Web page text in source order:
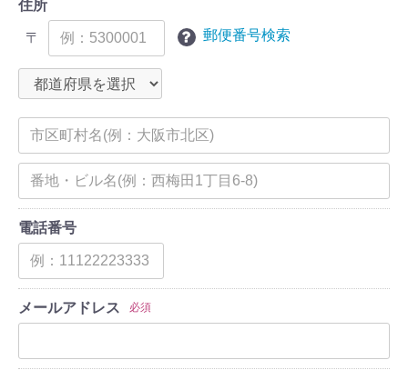
住所
〒
郵便番号検索
電話番号
メールアドレス 必須